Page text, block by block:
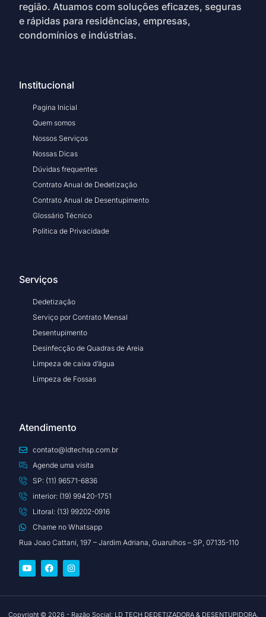
região. Atuamos com soluções eficazes, seguras
e rápidas para residências, empresas,
condomínios e indústrias.
Institucional
Pagina Inicial
Quem somos
Nossos Serviços
Nossas Dicas
Dúvidas frequentes
Contrato Anual de Dedetização
Contrato Anual de Desentupimento
Glossário Técnico
Politica de Privacidade
Serviços
Dedetização
Serviço por Contrato Mensal
Desentupimento
Desinfecção de Quadras de Areia
Limpeza de caixa d’água
Limpeza de Fossas
Atendimento
contato@ldtechsp.com.br
Agende uma visita
SP: (11) 96571-6836
interior: (19) 99420-1751
Litoral: (13) 99202-0916
Chame no Whatsapp
Rua Joao Cattani, 197 – Jardim Adriana, Guarulhos – SP, 07135-110
Copyright © 2026 - Razão Social: LD TECH DEDETIZADORA & DESENTUPIDORA,